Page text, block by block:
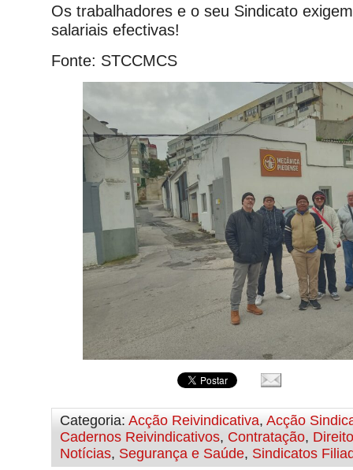
Os trabalhadores e o seu Sindicato
salariais efectivas!
Fonte: STCCMCS
Categoria: Acção Reivindicativa, Acção
Cadernos Reivindicativos, Contratação,
Notícias, Segurança e Saúde, Sindicatos